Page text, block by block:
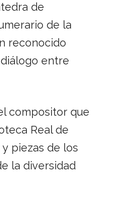
de
de la
reconocido
entre
compositor que
Real de
piezas de los
la diversidad